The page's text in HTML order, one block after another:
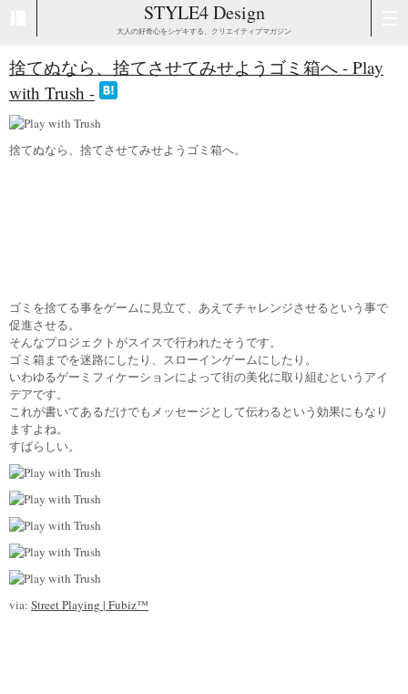
STYLE4 Design
大人の好奇心をシゲキする、クリエイティブマガジン
捨てぬなら、捨てさせてみせようゴミ箱へ - Play
with Trush -
捨てぬなら、捨てさせてみせようゴミ箱へ。
ゴミを捨てる事をゲームに見立て、あえてチャレンジさせるという事で
促進させる。
そんなプロジェクトがスイスで行われたそうです。
ゴミ箱までを迷路にしたり、スローインゲームにしたり。
いわゆるゲーミフィケーションによって街の美化に取り組むというアイ
デアです。
これが書いてあるだけでもメッセージとして伝わるという効果にもなり
ますよね。
すばらしい。
via: Street Playing | Fubiz™